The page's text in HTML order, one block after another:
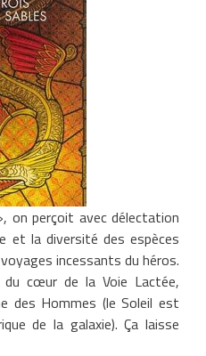
on perçoit avec délectation
et la diversité des espèces
incessants du héros.
du cœur de la Voie Lactée,
des Hommes (le Soleil est
de la galaxie). Ça laisse